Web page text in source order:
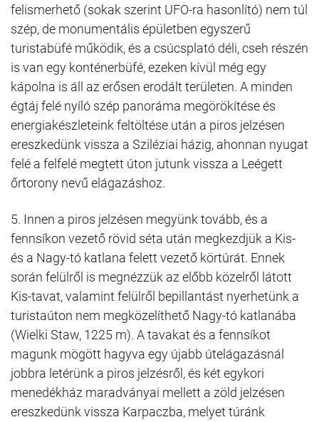
felismerhető (sokak szerint UFO-ra hasonlító) nem túl
szép, de monumentális épületben egyszerű
turistabüfé működik, és a csúcsplató déli, cseh részén
is van egy konténerbüfé, ezeken kívül még egy
kápolna is áll az erősen erodált területen. A minden
égtáj felé nyíló szép panoráma megörökítése és
energiakészleteink feltöltése után a piros jelzésen
ereszkedünk vissza a Sziléziai házig, ahonnan nyugat
felé a felfelé megtett úton jutunk vissza a Leégett
őrtorony nevű elágazáshoz.
5. Innen a piros jelzésen megyünk tovább, és a
fennsíkon vezető rövid séta után megkezdjük a Kis-
és a Nagy-tó katlana felett vezető körtúrát. Ennek
során felülről is megnézzük az előbb közelről látott
Kis-tavat, valamint felülről bepillantást nyerhetünk a
turistaúton nem megközelíthető Nagy-tó katlanába
(Wielki Staw, 1225 m). A tavakat és a fennsíkot
magunk mögött hagyva egy újabb útelágazásnál
jobbra letérünk a piros jelzésről, és két egykori
menedékház maradványai mellett a zöld jelzésen
ereszkedünk vissza Karpaczba, melyet túránk